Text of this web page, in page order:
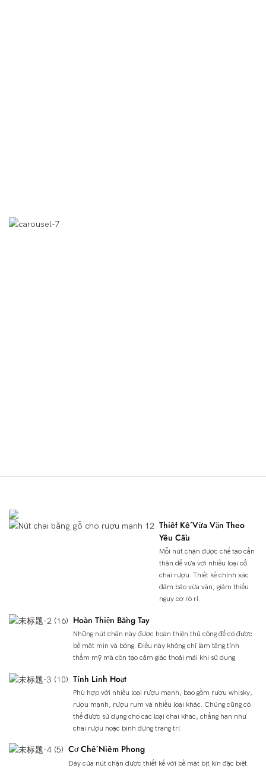
Thiết Kế Vừa Vặn Theo
Yêu Cầu
Mỗi nút chặn được chế tạo cẩn
thận để vừa với nhiều loại cổ
chai rượu. Thiết kế chính xác
đảm bảo vừa vặn, giảm thiểu
nguy cơ rò rỉ.
Hoàn Thiện Bằng Tay
Những nút chặn này được hoàn thiện thủ công để có được
bề mặt mịn và bóng. Điều này không chỉ làm tăng tính
thẩm mỹ mà còn tạo cảm giác thoải mái khi sử dụng.
Tính Linh Hoạt
Phù hợp với nhiều loại rượu mạnh, bao gồm rượu whisky,
rượu mạnh, rượu rum và nhiều loại khác. Chúng cũng có
thể được sử dụng cho các loại chai khác, chẳng hạn như
chai rượu hoặc bình đựng trang trí.
Cơ Chế Niêm Phong
Đáy của nút chặn được thiết kế với bề mặt bịt kín đặc biệt.